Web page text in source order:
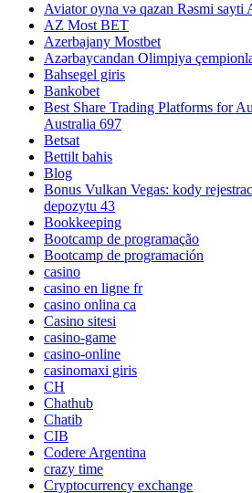
Aviator oyna və qazan Rəsmi sayti
AZ Most BET
Azerbajany Mostbet
Azərbaycandan Olimpiya
Bahsegel giris
Bankobet
Best Share Trading Platforms for
Australia 697
Betsat
Bettilt bahis
Blog
Bonus Vulkan Vegas: kody
depozytu 43
Bookkeeping
Bootcamp de programação
Bootcamp de programación
casino
casino en ligne fr
casino onlina ca
Casino sitesi
casino-game
casino-online
casinomaxi giris
CH
Chathub
Chatib
CIB
Codere Argentina
crazy time
Cryptocurrency exchange